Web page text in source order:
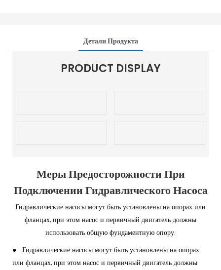
Детали Продукта
PRODUCT DISPLAY
Меры Предосторожности При
Подключении Гидравлического Насоса
Гидравлические насосы могут быть установлены на опорах или
фланцах, при этом насос и первичный двигатель должны
использовать общую фундаментную опору.
● Гидравлические насосы могут быть установлены на опорах
или фланцах, при этом насос и первичный двигатель должны